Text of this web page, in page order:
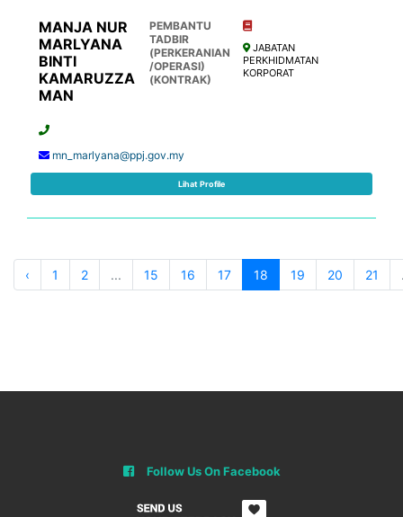
MANJA NUR
MARLYANA
BINTI
KAMARUZZA
MAN
PEMBANTU
TADBIR
(PERKERANIAN
/OPERASI)
(KONTRAK)
JABATAN
PERKHIDMATAN
KORPORAT
mn_marlyana@ppj.gov.my
Lihat Profile
‹ 1 2 ... 15 16 17 18 19 20 21
Follow Us On Facebook